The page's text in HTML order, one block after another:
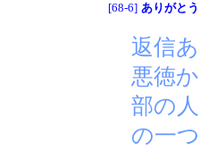
[68-6] ありがとう
返信
悪徳
部の
の一